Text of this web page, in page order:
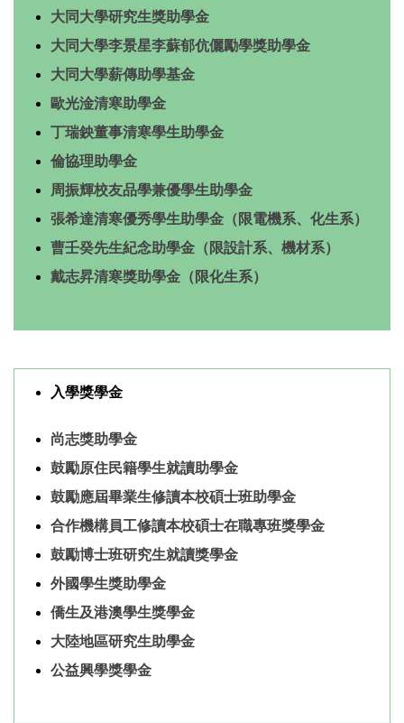
大同大學研究生獎助學金
大同大學李景星李蘇郁伉儷勵學獎助學金
大同大學薪傳助學基金
歐光淦清寒助學金
丁瑞鉠董事清寒學生助學金
倫協理助學金
周振輝校友品學兼優學生助學金
張希達清寒優秀學生助學金（限電機系、化生系）
曹壬癸先生紀念助學金（限設計系、機材系）
戴志昇清寒獎助學金（限化生系）
入學獎學金
尚志獎助學金
鼓勵原住民籍學生就讀助學金
鼓勵應屆畢業生修讀本校碩士班助學金
合作機構員工修讀本校碩士在職專班獎學金
鼓勵博士班研究生就讀獎學金
外國學生獎助學金
僑生及港澳學生獎學金
大陸地區研究生助學金
公益興學獎學金